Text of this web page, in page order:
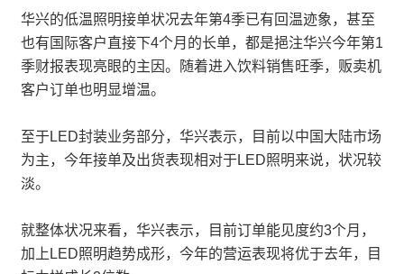
华兴的低温照明接单状况去年第4季已有回温迹象，甚至
也有国际客户直接下4个月的长单，都是挹注华兴今年第1
季财报表现亮眼的主因。随着进入饮料销售旺季，贩卖机
客户订单也明显增温。
至于LED封装业务部分，华兴表示，目前以中国大陆市场
为主，今年接单及出货表现相对于LED照明来说，状况较
淡。
就整体状况来看，华兴表示，目前订单能见度约3个月，
加上LED照明趋势成形，今年的营运表现将优于去年，目